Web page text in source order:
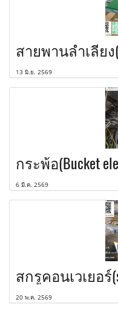
สายพานลำเลียง
13 มิ.ย. 2569
กระพ้อ(Bucket
6 มี.ค. 2569
สกรูคอนเวเยอร์
20 พ.ค. 2569